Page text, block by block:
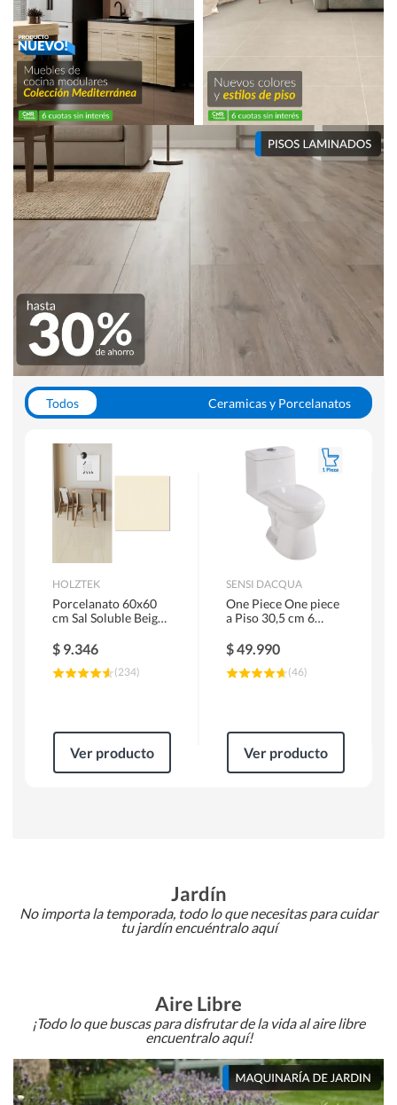
Todos
Ceramicas y Porcelanatos
WC y Sanitarios
Pisos Flotantes y Laminados
Pinturas
HOLZTEK
Porcelanato 60x60
cm Sal Soluble Beige
$ 9.346
(234)
Ver producto
SENSI DACQUA
One Piece One piece
a Piso 30,5 cm 6
$49.990
(46)
Ver producto
Jardín
No importa la temporada, todo lo que necesitas para cuidar
tu jardín encuéntralo aquí
Aire Libre
¡Todo lo que buscas para disfrutar de la vida al aire libre
encuentralo aquí!